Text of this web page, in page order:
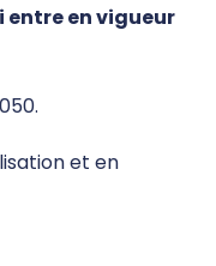
entre en vigueur
et en